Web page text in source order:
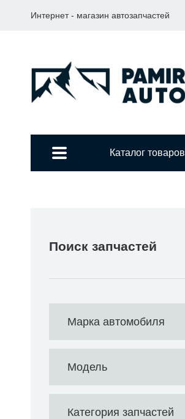
Интернет - магазин автозапчастей
Каталог товаров
Поиск запчастей
Марка автомобиля
Модель
Категория запчастей